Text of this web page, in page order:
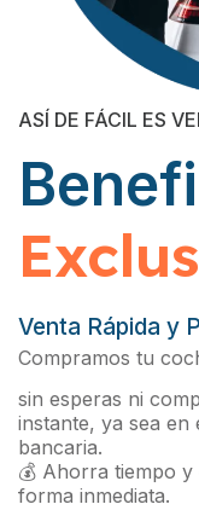
ASÍ DE FÁCIL ES
Venta Rápida y
Compramos tu
sin esperas ni
instante, ya sea
bancaria.
💰 Ahorra tiempo y
forma inmediata.